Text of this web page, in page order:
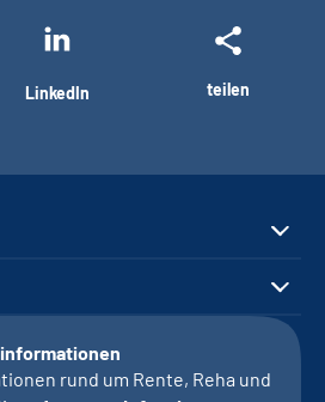
LinkedIn teilen
rund um Rente, Reha und